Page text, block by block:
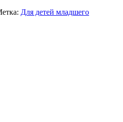
Для детей младшего